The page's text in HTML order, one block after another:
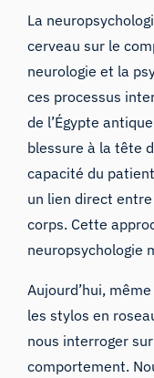
La
cerveau sur le
neurologie et la
ces processus
de l’Égypte
blessure à la tête
capacité du
un lien direct
corps. Cette
neuropsychologie
Aujourd’hui,
les stylos en
nous interroger
comportement.